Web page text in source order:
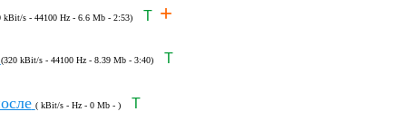
kBit/s - 44100 Hz - 6.6 Mb - 2:53) T +
(320 kBit/s - 44100 Hz - 8.39 Mb - 3:40) T
( kBit/s - Hz - 0 Mb - ) T